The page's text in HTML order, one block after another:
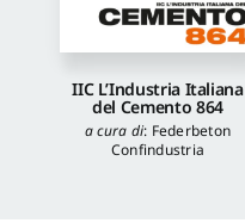
IIC L’Industria Italiana
del Cemento 864
a cura di: Federbeton
Confindustria